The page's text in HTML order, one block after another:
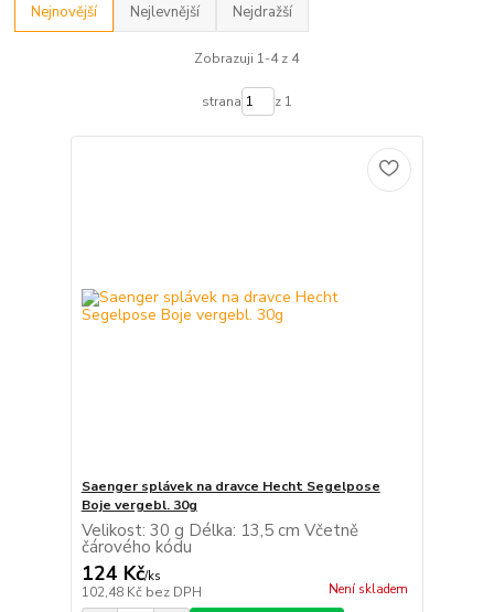
Nejnovější Nejlevnější Nejdražší
Zobrazuji 1-4 z 4
strana z 1
Saenger splávek na dravce Hecht Segelpose
Boje vergebl. 30g
Velikost: 30 g Délka: 13,5 cm Včetně
čárového kódu
124 Kč/ks
102,48 Kč bez DPH Není skladem